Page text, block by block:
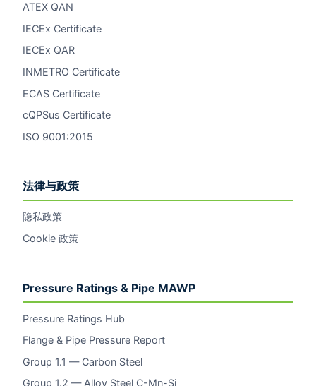
ATEX QAN
IECEx Certificate
IECEx QAR
INMETRO Certificate
ECAS Certificate
cQPSus Certificate
ISO 9001:2015
法律与政策
隐私政策
Cookie 政策
Pressure Ratings & Pipe MAWP
Pressure Ratings Hub
Flange & Pipe Pressure Report
Group 1.1 — Carbon Steel
Group 1.2 — Alloy Steel C-Mn-Si